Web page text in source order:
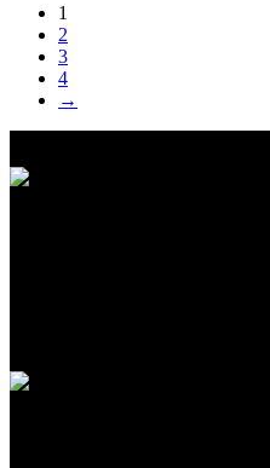
1
2
3
4
→